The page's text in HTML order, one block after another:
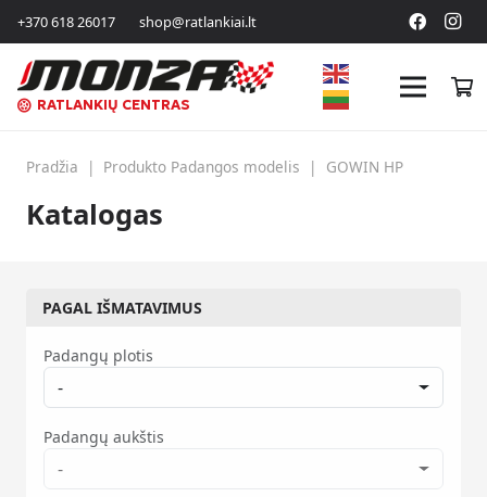
+370 618 26017 shop@ratlankiai.lt
RATLANKIŲ CENTRAS
Pradžia | Produkto Padangos modelis | GOWIN HP
Katalogas
PAGAL IŠMATAVIMUS
Padangų plotis
-
Padangų aukštis
-